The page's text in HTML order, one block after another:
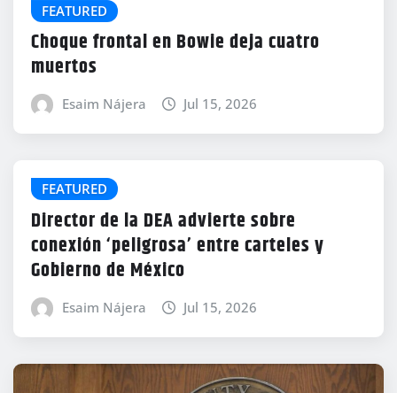
FEATURED
Choque frontal en Bowie deja cuatro
muertos
Esaim Nájera Jul 15, 2026
FEATURED
Director de la DEA advierte sobre
conexión ‘peligrosa’ entre carteles y
Gobierno de México
Esaim Nájera Jul 15, 2026